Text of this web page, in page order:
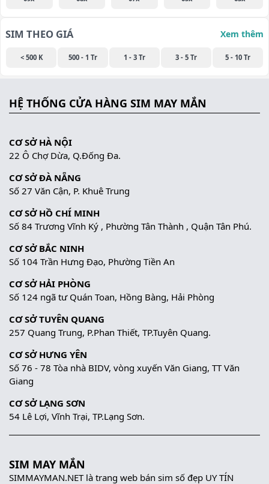
SIM THEO GIÁ Xem thêm
< 500 K 500 - 1 Tr 1 - 3 Tr 3 - 5 Tr 5 - 10 Tr
HỆ THỐNG CỬA HÀNG SIM MAY MẮN
CƠ SỞ HÀ NỘI
22 Ô Chợ Dừa, Q.Đống Đa.
CƠ SỞ ĐÀ NẴNG
Số 27 Văn Cận, P. Khuê Trung
CƠ SỞ HỒ CHÍ MINH
Số 84 Trương Vĩnh Ký , Phường Tân Thành , Quận Tân Phú.
CƠ SỞ BẮC NINH
Số 104 Trần Hưng Đạo, Phường Tiền An
CƠ SỞ HẢI PHÒNG
Số 124 ngã tư Quán Toan, Hồng Bàng, Hải Phòng
CƠ SỞ TUYÊN QUANG
257 Quang Trung, P.Phan Thiết, TP.Tuyên Quang.
CƠ SỞ HƯNG YÊN
Số 76 - 78 Tòa nhà BIDV, vòng xuyến Văn Giang, TT Văn
Giang
CƠ SỞ LẠNG SƠN
54 Lê Lợi, Vĩnh Trại, TP.Lạng Sơn.
SIM MAY MẮN
SIMMAYMAN.NET là trang web bán sim số đẹp UY TÍN